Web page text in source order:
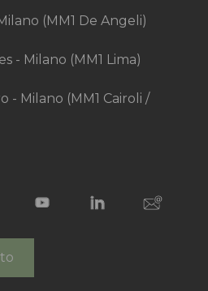
(MM1 De Angeli)
- Milano (MM1 Lima)
- Milano (MM1 Cairoli /